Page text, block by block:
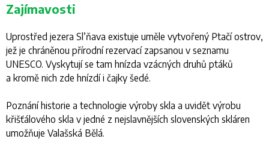
Zajímavosti
Uprostřed jezera Sl’ňava existuje uměle vytvořený Ptačí ostrov,
jež je chráněnou přírodní rezervací zapsanou v seznamu
UNESCO. Vyskytují se tam hnízda vzácných druhů ptáků
a kromě nich zde hnízdí i čajky šedé.
Poznání historie a technologie výroby skla a uvidět výrobu
křišťálového skla v jedné z nejslavnějších slovenských skláren
umožňuje Valašská Bělá.